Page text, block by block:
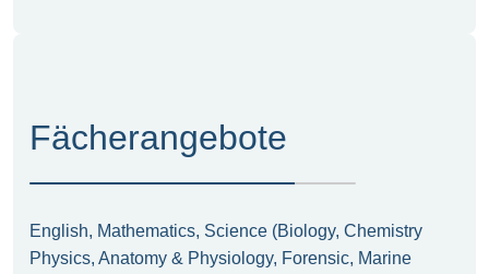
Fächerangebote
English, Mathematics, Science (Biology, Chemistry
Physics, Anatomy & Physiology, Forensic, Marine